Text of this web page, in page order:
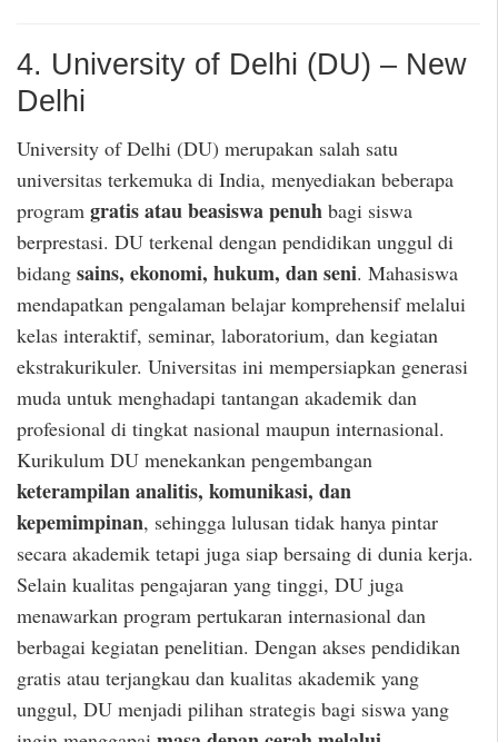
4. University of Delhi (DU) – New
Delhi
University of Delhi (DU) merupakan salah satu
universitas terkemuka di India, menyediakan beberapa
program gratis atau beasiswa penuh bagi siswa
berprestasi. DU terkenal dengan pendidikan unggul di
bidang sains, ekonomi, hukum, dan seni. Mahasiswa
mendapatkan pengalaman belajar komprehensif melalui
kelas interaktif, seminar, laboratorium, dan kegiatan
ekstrakurikuler. Universitas ini mempersiapkan generasi
muda untuk menghadapi tantangan akademik dan
profesional di tingkat nasional maupun internasional.
Kurikulum DU menekankan pengembangan
keterampilan analitis, komunikasi, dan
kepemimpinan, sehingga lulusan tidak hanya pintar
secara akademik tetapi juga siap bersaing di dunia kerja.
Selain kualitas pengajaran yang tinggi, DU juga
menawarkan program pertukaran internasional dan
berbagai kegiatan penelitian. Dengan akses pendidikan
gratis atau terjangkau dan kualitas akademik yang
unggul, DU menjadi pilihan strategis bagi siswa yang